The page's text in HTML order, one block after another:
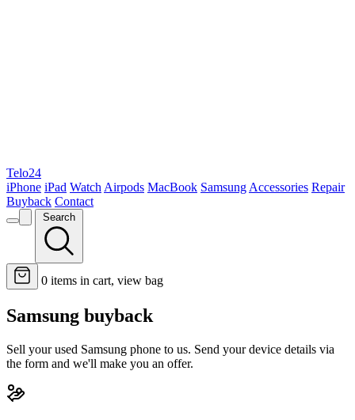
Telo24
iPhone iPad Watch Airpods MacBook Samsung Accessories Repair
Buyback Contact
Search
0 items in cart, view bag
Samsung buyback
Sell your used Samsung phone to us. Send your device details via
the form and we'll make you an offer.